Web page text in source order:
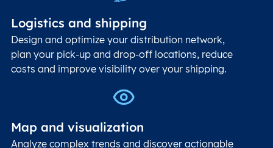
Logistics and shipping
Design and optimize your distribution network,
plan your pick-up and drop-off locations, reduce
costs and improve visibility over your shipping.
Map and visualization
Analyze complex trends and discover actionable